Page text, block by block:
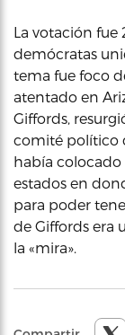
La votación fue
demócratas
tema fue foco
atentado en
Giffords,
comité político
había colocado
estados en
para poder
de Giffords era
la «mira».